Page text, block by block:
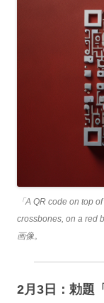
「A QR code on top
crossbones, on a red
画像。
2月3日：勅題